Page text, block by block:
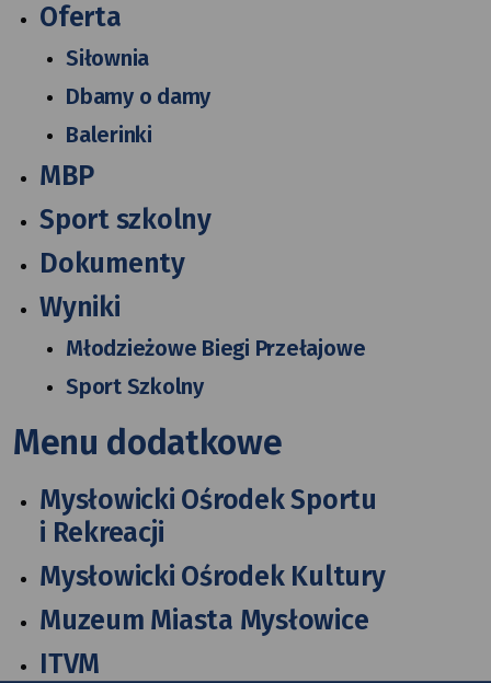
Oferta
Siłownia
Dbamy o damy
Balerinki
MBP
Sport szkolny
Dokumenty
Wyniki
Młodzieżowe Biegi Przełajowe
Sport Szkolny
Menu dodatkowe
Mysłowicki Ośrodek Sportu
i Rekreacji
Mysłowicki Ośrodek Kultury
Muzeum Miasta Mysłowice
ITVM